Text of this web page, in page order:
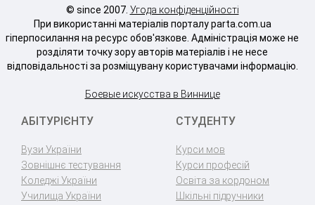
© since 2007. Угода конфіденційності
При використанні матеріалів порталу parta.com.ua
гіперпосилання на ресурс обов'язкове. Адміністрація може не
розділяти точку зору авторів матеріалів і не несе
відповідальності за розміщувану користувачами інформацію.
Боевые искусства в Виннице
АБІТУРІЄНТУ
Вузи України
Зовнішнє тестування
Коледжі України
Училища України
СТУДЕНТУ
Курси мов
Курси професій
Освіта за кордоном
Шкільні підручники